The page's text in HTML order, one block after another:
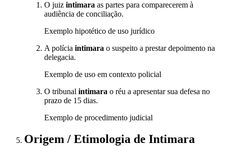
O juiz intimara as partes para comparecerem à
audiência de conciliação.
Exemplo hipotético de uso jurídico
A polícia intimara o suspeito a prestar depoimento na
delegacia.
Exemplo de uso em contexto policial
O tribunal intimara o réu a apresentar sua defesa no
prazo de 15 dias.
Exemplo de procedimento judicial
Origem / Etimologia de Intimara